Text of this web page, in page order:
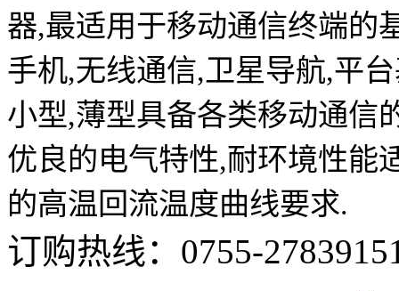
器,最适用于移动通信终端的
手机,无线通信,卫星导航,平
小型,薄型具备各类移动通信
优良的电气特性,耐环境性能
的高温回流温度曲线要求.
订购热线： 0755-